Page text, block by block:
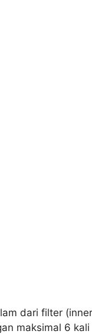
dari filter
maksimal 6